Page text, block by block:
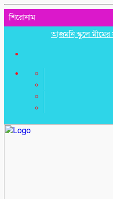
শিরোনাম
আজমনি স্কুলে মীমের সাফল্য